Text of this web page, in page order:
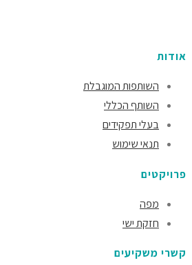
אודות
השותפות המוגבלת
השותף הכללי
בעלי תפקידים
תנאי שימוש
פרויקטים
מפה
חזקת ישי
קשרי משקיעים